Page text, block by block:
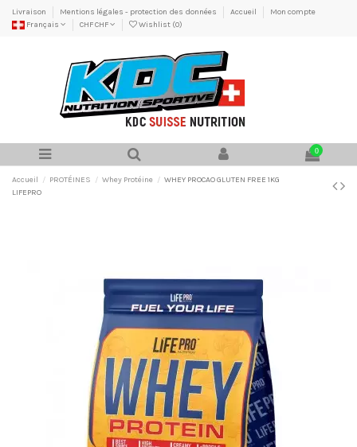
Livraison Mentions légales - protection des données Accueil
Mon compte
Français
CHF CHF Wishlist (0)
0
Accueil PROTÉINES Whey Protéine
WHEY PROCAO GLUTEN FREE 1KG
LIFEPRO